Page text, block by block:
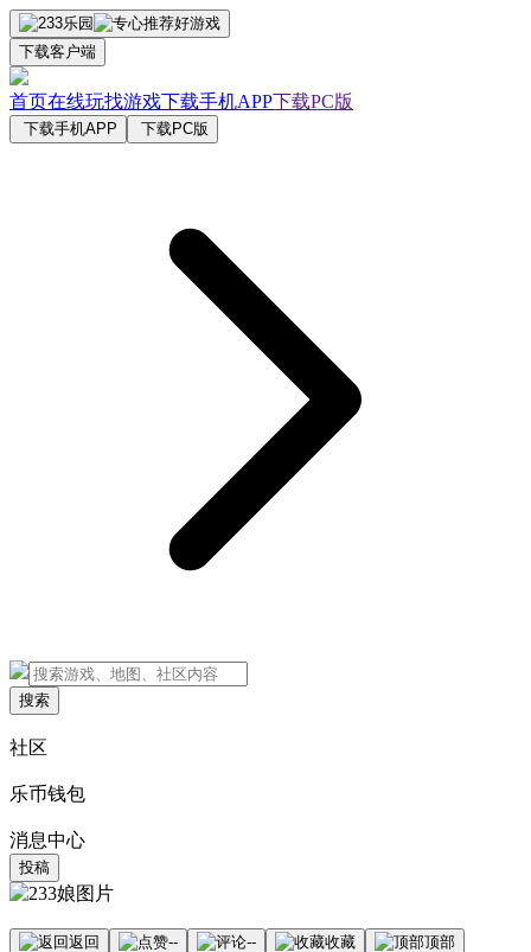
下载客户端
首页在线玩找游戏下载手机APP下载PC版
下载手机APP 下载PC版
搜索
社区
乐币钱包
消息中心
投稿
返回 -- -- 收藏 顶部